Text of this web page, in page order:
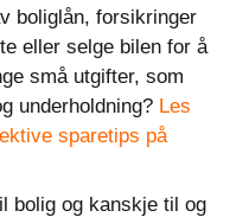
boliglån, forsikringer
eller selge bilen for å
små utgifter, som
underholdning? Les
sparetips på
bolig og kanskje til og